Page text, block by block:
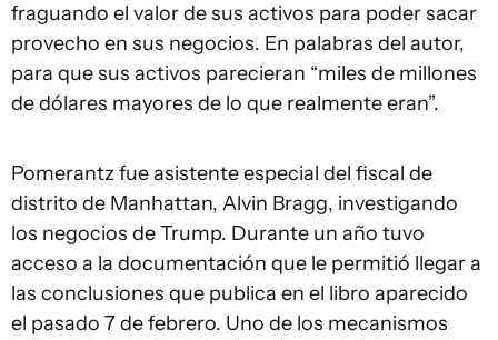
fraguando el valor de sus activos para poder sacar
provecho en sus negocios. En palabras del autor,
para que sus activos parecieran “miles de millones
de dólares mayores de lo que realmente eran”.
Pomerantz fue asistente especial del fiscal de
distrito de Manhattan, Alvin Bragg, investigando
los negocios de Trump. Durante un año tuvo
acceso a la documentación que le permitió llegar a
las conclusiones que publica en el libro aparecido
el pasado 7 de febrero. Uno de los mecanismos